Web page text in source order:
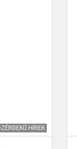
HÍREK